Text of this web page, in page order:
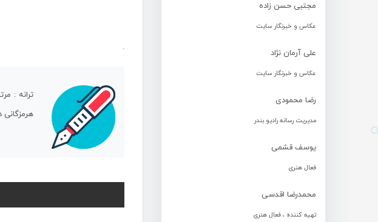
مجتبی حسن زاده
عکاس و خبرنگار سایت
علی آرمان نژاد
عکاس و خبرنگار سایت
رضا محمودی
مدیریت رسانه رادیو بندر
یوسف قشمی
فعال هنری
محمدرضا اقدسی
تهیه کننده ، فعال هنری
.
ترانه :